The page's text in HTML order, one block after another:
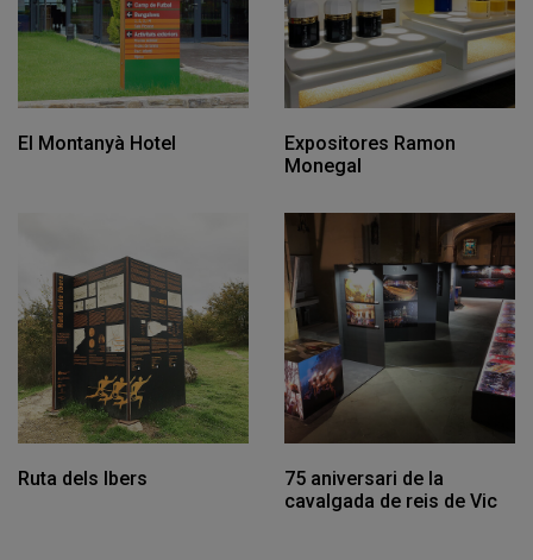
El Montanyà Hotel
Expositores Ramon
Monegal
Ruta dels Ibers
75 aniversari de la
cavalgada de reis de Vic